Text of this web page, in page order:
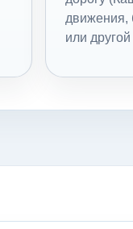
движения,
или